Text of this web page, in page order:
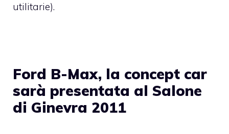
utilitarie).
Ford B-Max, la concept car
sarà presentata al Salone
di Ginevra 2011